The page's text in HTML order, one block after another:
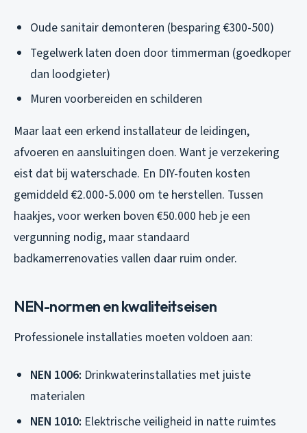
Oude sanitair demonteren (besparing €300-500)
Tegelwerk laten doen door timmerman (goedkoper
dan loodgieter)
Muren voorbereiden en schilderen
Maar laat een erkend installateur de leidingen,
afvoeren en aansluitingen doen. Want je verzekering
eist dat bij waterschade. En DIY-fouten kosten
gemiddeld €2.000-5.000 om te herstellen. Tussen
haakjes, voor werken boven €50.000 heb je een
vergunning nodig, maar standaard
badkamerrenovaties vallen daar ruim onder.
NEN-normen en kwaliteitseisen
Professionele installaties moeten voldoen aan:
NEN 1006: Drinkwaterinstallaties met juiste
materialen
NEN 1010: Elektrische veiligheid in natte ruimtes